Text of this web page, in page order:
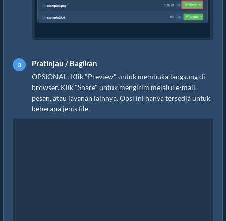
Pratinjau / Bagikan
OPSIONAL: Klik "Preview" untuk membuka langsung di
browser. Klik "Share" untuk mengirim melalui e-mail,
pesan, atau layanan lainnya. Opsi ini hanya tersedia untuk
beberapa jenis file.